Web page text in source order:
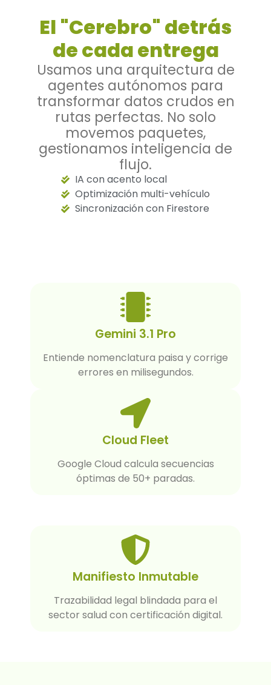
El "Cerebro" detrás
de cada entrega
Usamos una arquitectura de
agentes autónomos para
transformar datos crudos en
rutas perfectas. No solo
movemos paquetes,
gestionamos inteligencia de
flujo.
IA con acento local
Optimización multi-vehículo
Sincronización con Firestore
Gemini 3.1 Pro
Entiende nomenclatura paisa y corrige
errores en milisegundos.
Cloud Fleet
Google Cloud calcula secuencias
óptimas de 50+ paradas.
Manifiesto Inmutable
Trazabilidad legal blindada para el
sector salud con certificación digital.